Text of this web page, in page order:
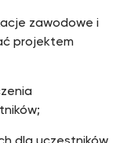
zawodowe i
projektem